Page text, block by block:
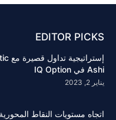
EDITOR PICKS
Ashi في IQ Option
يناير 2, 2023
اتجاه مستويات النقاط